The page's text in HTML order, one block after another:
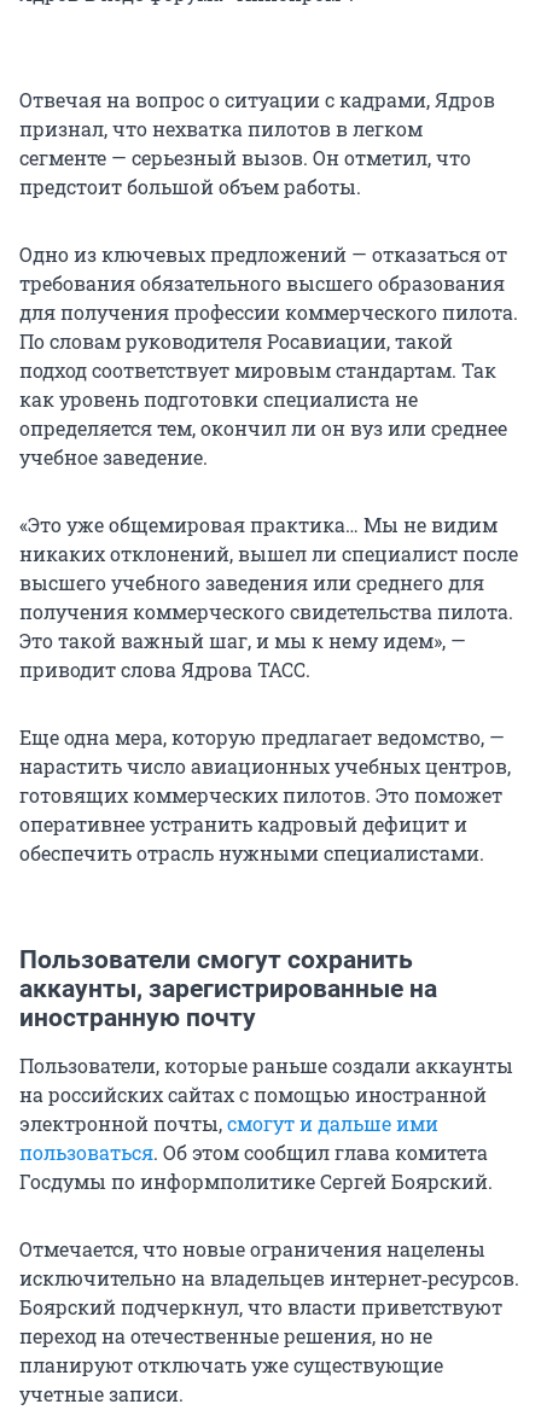
Отвечая на вопрос о ситуации с кадрами, Ядров
признал, что нехватка пилотов в легком
сегменте — серьезный вызов. Он отметил, что
предстоит большой объем работы.
Одно из ключевых предложений — отказаться от
требования обязательного высшего образования
для получения профессии коммерческого пилота.
По словам руководителя Росавиации, такой
подход соответствует мировым стандартам. Так
как уровень подготовки специалиста не
определяется тем, окончил ли он вуз или среднее
учебное заведение.
«Это уже общемировая практика… Мы не видим
никаких отклонений, вышел ли специалист после
высшего учебного заведения или среднего для
получения коммерческого свидетельства пилота.
Это такой важный шаг, и мы к нему идем», —
приводит слова Ядрова ТАСС.
Еще одна мера, которую предлагает ведомство, —
нарастить число авиационных учебных центров,
готовящих коммерческих пилотов. Это поможет
оперативнее устранить кадровый дефицит и
обеспечить отрасль нужными специалистами.
Пользователи смогут сохранить
аккаунты, зарегистрированные на
иностранную почту
Пользователи, которые раньше создали аккаунты
на российских сайтах с помощью иностранной
электронной почты,смогут и дальше ими
пользоваться. Об этом сообщил глава комитета
Госдумы по информполитике Сергей Боярский.
Отмечается, что новые ограничения нацелены
исключительно на владельцев интернет‑ресурсов.
Боярский подчеркнул, что власти приветствуют
переход на отечественные решения, но не
планируют отключать уже существующие
учетные записи.